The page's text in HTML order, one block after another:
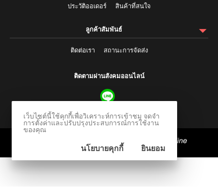
ประวัติออเดอร์ สินค้าที่สนใจ
ลูกค้าสัมพันธ์
ติดต่อเรา สถานะการจัดส่ง
ติดตามผ่านสังคมออนไลน์
© 2006-2026 Vevo Systems Co., Ltd.
เว็บไซต์นี้ใช้คุกกี้เพื่อวิเคราะห์การเข้าชม จดจำ
การตั้งค่าและปรับปรุงประสบการณ์การใช้งาน
ของคุณ
นโยบายคุกกี้ ยินยอม